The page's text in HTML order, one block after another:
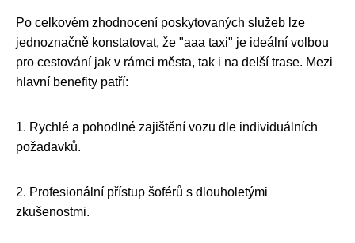
Po celkovém zhodnocení poskytovaných služeb lze
jednoznačně konstatovat, že "aaa taxi" je ideální volbou
pro cestování jak v rámci města, tak i na delší trase. Mezi
hlavní benefity patří:
1. Rychlé a pohodlné zajištění vozu dle individuálních
požadavků.
2. Profesionální přístup šoférů s dlouholetými
zkušenostmi.